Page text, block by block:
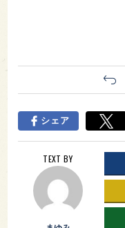
シェア
TEXT BY